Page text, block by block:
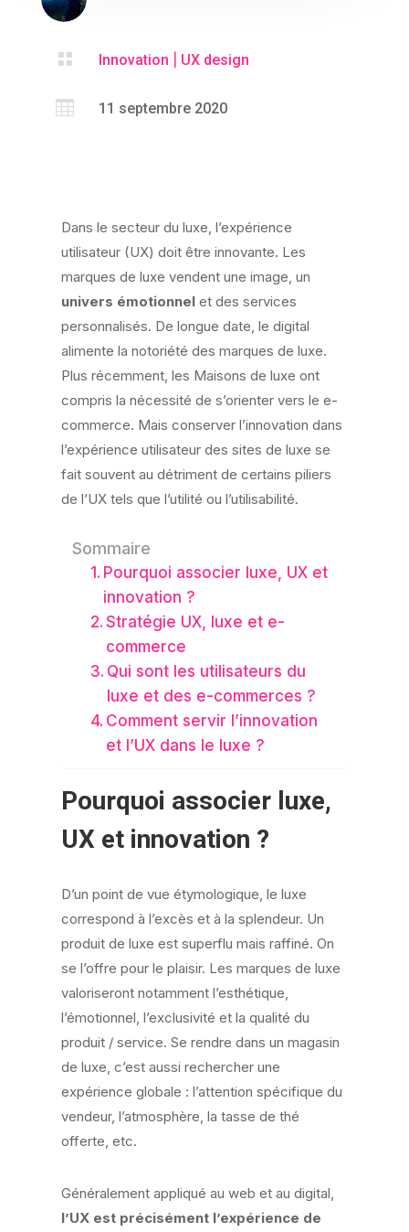
 Innovation UX design
 11 septembre 2020
Dans le secteur du luxe, l’expérience
utilisateur (UX) doit être innovante. Les
marques de luxe vendent une image, un
univers émotionnel et des services
personnalisés. De longue date, le digital
alimente la notoriété des marques de luxe.
Plus récemment, les Maisons de luxe ont
compris la nécessité de s’orienter vers le e-
commerce. Mais conserver l’innovation dans
l’expérience utilisateur des sites de luxe se
fait souvent au détriment de certains piliers
de l’UX tels que l’utilité ou l’utilisabilité.
Sommaire
Pourquoi associer luxe, UX et
innovation ?
Stratégie UX, luxe et e-
commerce
Qui sont les utilisateurs du
luxe et des e-commerces ?
Comment servir l’innovation
et l’UX dans le luxe ?
Pourquoi associer luxe,
UX et innovation ?
D’un point de vue étymologique, le luxe
correspond à l’excès et à la splendeur. Un
produit de luxe est superflu mais raffiné. On
se l’offre pour le plaisir. Les marques de luxe
valoriseront notamment l’esthétique,
l’émotionnel, l’exclusivité et la qualité du
produit / service. Se rendre dans un magasin
de luxe, c’est aussi rechercher une
expérience globale : l’attention spécifique du
vendeur, l’atmosphère, la tasse de thé
offerte, etc.
Généralement appliqué au web et au digital,
l’UX est précisément l’expérience de